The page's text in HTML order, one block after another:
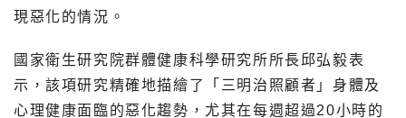
現惡化的情況。
國家衛生研究院群體健康科學研究所所長邱弘毅表
示，該項研究精確地描繪了「三明治照顧者」身體及
心理健康面臨的惡化趨勢，尤其在每週超過20小時的